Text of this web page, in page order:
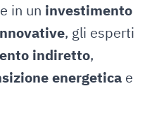
in un investimento
, gli esperti
indiretto,
energetica e